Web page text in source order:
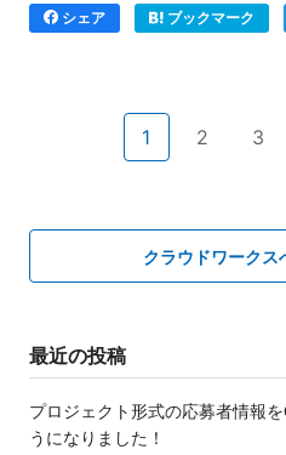
シェア ブックマーク
1 2 3
クラウドワークス
最近の投稿
プロジェクト形式の応募者情報
うになりました！